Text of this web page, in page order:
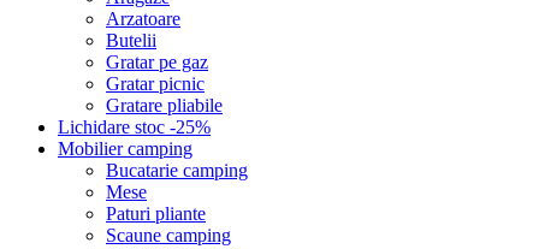
Arzatoare
Butelii
Gratar pe gaz
Gratar picnic
Gratare pliabile
Lichidare stoc -25%
Mobilier camping
Bucatarie camping
Mese
Paturi pliante
Scaune camping